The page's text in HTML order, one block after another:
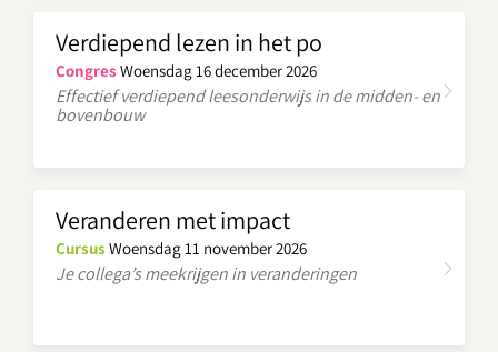
Verdiepend lezen in het po
Congres Woensdag 16 december 2026
Effectief verdiepend leesonderwijs in de midden- en
bovenbouw
Veranderen met impact
CursusWoensdag 11 november 2026
Je collega’s meekrijgen in veranderingen